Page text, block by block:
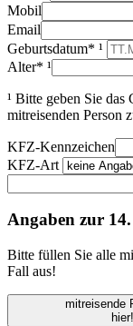
Mobil
Email
Geburtsdatum* ¹
Alter* ¹
¹ Bitte geben Sie das
mitreisenden Person
KFZ-Kennzeichen
KFZ-Art
Angaben zur
Bitte füllen Sie alle
Fall aus!
mitreisende
hier!